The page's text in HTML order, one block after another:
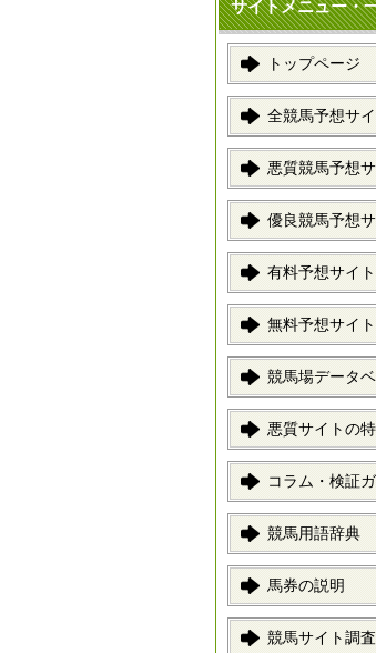
サイトメニュー・
トップページ
全競馬予想サ
悪質競馬予想
優良競馬予想
有料予想サイ
無料予想サイ
競馬場データ
悪質サイトの
コラム・検証
競馬用語辞典
馬券の説明
競馬サイト調